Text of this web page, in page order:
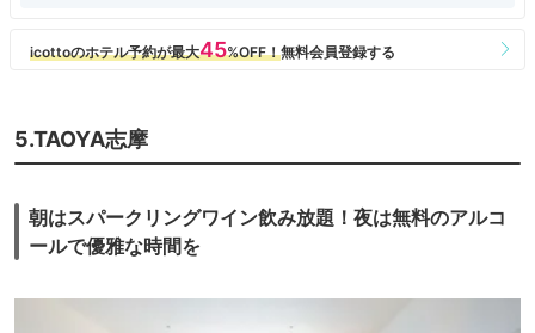
5.TAOYA志摩
朝はスパークリングワイン飲み放題！夜は無料のアルコ
ールで優雅な時間を